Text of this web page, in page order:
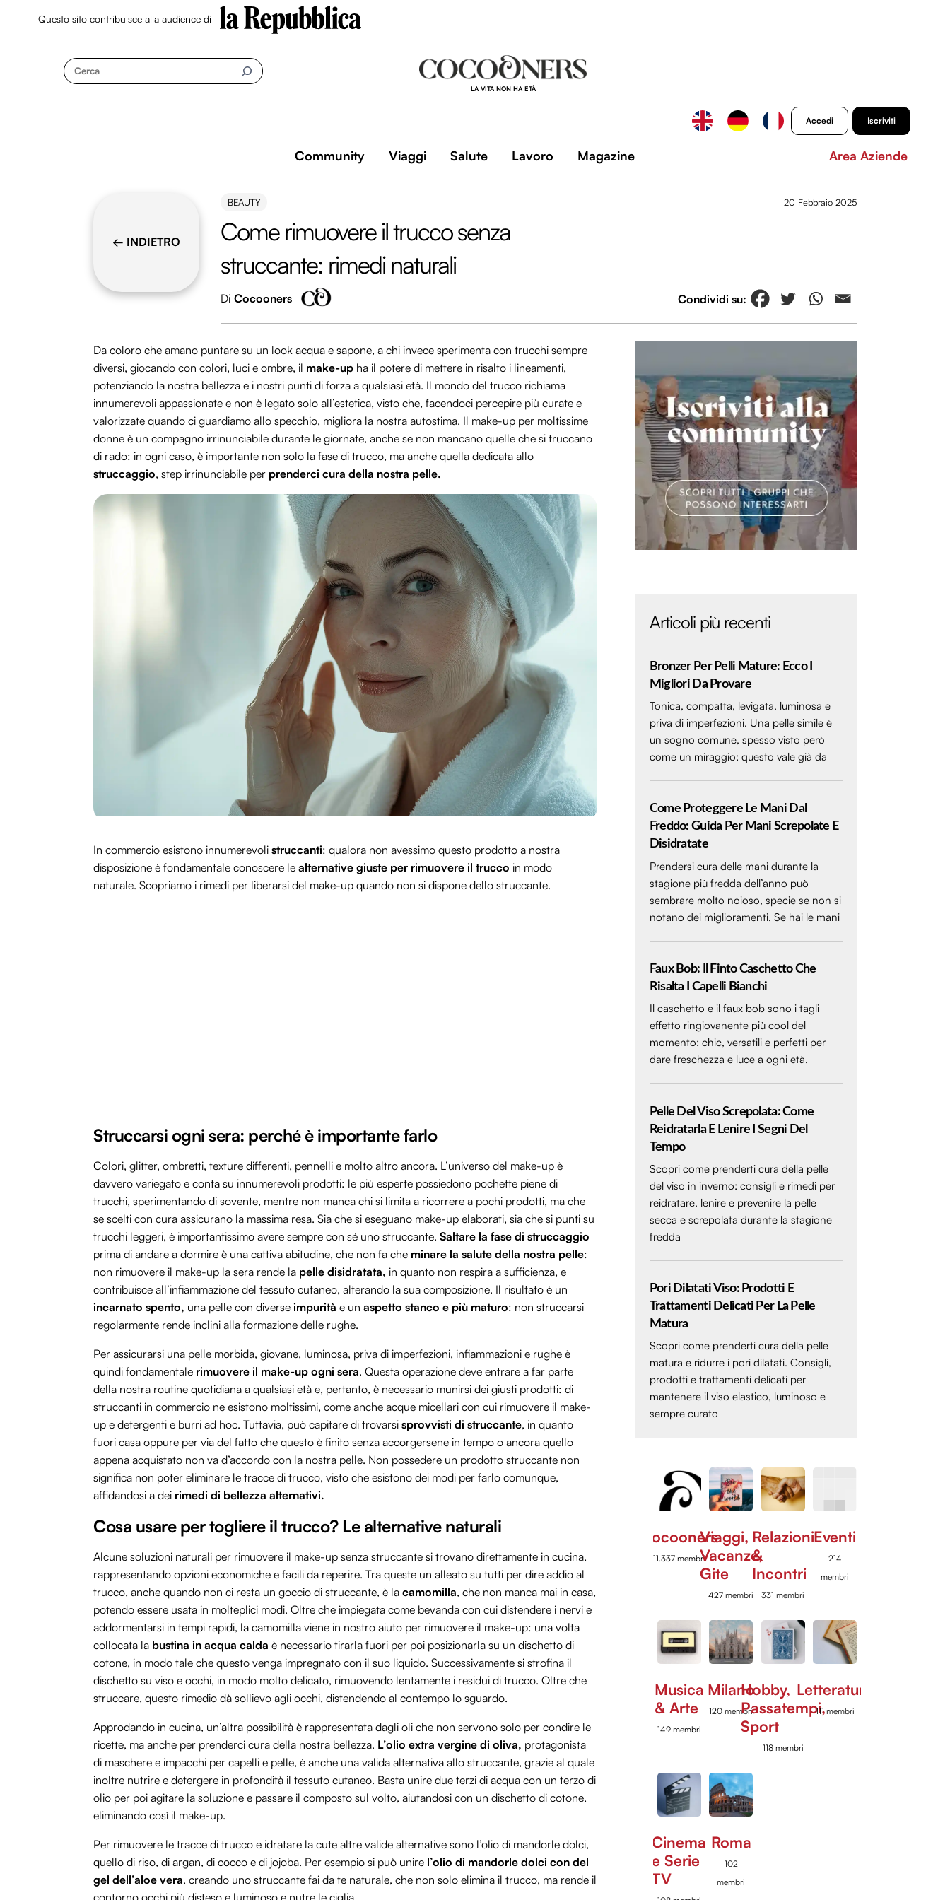
Questo sito contribuisce alla audience di
Cerca
LA VITA NON HA ETÀ
Accedi Iscriviti
Community Viaggi Salute Lavoro Magazine Area Aziende
← INDIETRO
BEAUTY 20 Febbraio 2025
Come rimuovere il trucco senza
struccante: rimedi naturali
Di Cocooners
Da coloro che amano puntare su un look acqua e sapone, a chi invece sperimenta con trucchi sempre
diversi, giocando con colori, luci e ombre, il make-up ha il potere di mettere in risalto i lineamenti,
potenziando la nostra bellezza e i nostri punti di forza a qualsiasi età. Il mondo del trucco richiama
innumerevoli appassionate e non è legato solo all’estetica, visto che, facendoci percepire più curate e
valorizzate quando ci guardiamo allo specchio, migliora la nostra autostima. Il make-up per moltissime
donne è un compagno irrinunciabile durante le giornate, anche se non mancano quelle che si truccano
di rado: in ogni caso, è importante non solo la fase di trucco, ma anche quella dedicata allo
struccaggio, step irrinunciabile per prenderci cura della nostra pelle.
In commercio esistono innumerevoli struccanti: qualora non avessimo questo prodotto a nostra
disposizione è fondamentale conoscere le alternative giuste per rimuovere il trucco in modo
naturale. Scopriamo i rimedi per liberarsi del make-up quando non si dispone dello struccante.
Struccarsi ogni sera: perché è importante farlo
Colori, glitter, ombretti, texture differenti, pennelli e molto altro ancora. L’universo del make-up è
davvero variegato e conta su innumerevoli prodotti: le più esperte possiedono pochette piene di
trucchi, sperimentando di sovente, mentre non manca chi si limita a ricorrere a pochi prodotti, ma che
se scelti con cura assicurano la massima resa. Sia che si eseguano make-up elaborati, sia che si punti su
trucchi leggeri, è importantissimo avere sempre con sé uno struccante. Saltare la fase di struccaggio
prima di andare a dormire è una cattiva abitudine, che non fa che minare la salute della nostra pelle:
non rimuovere il make-up la sera rende la pelle disidratata, in quanto non respira a sufficienza, e
contribuisce all’infiammazione del tessuto cutaneo, alterando la sua composizione. Il risultato è un
incarnato spento, una pelle con diverse impurità e un aspetto stanco e più maturo: non struccarsi
regolarmente rende inclini alla formazione delle rughe.
Per assicurarsi una pelle morbida, giovane, luminosa, priva di imperfezioni, infiammazioni e rughe è
quindi fondamentale rimuovere il make-up ogni sera. Questa operazione deve entrare a far parte
della nostra routine quotidiana a qualsiasi età e, pertanto, è necessario munirsi dei giusti prodotti: di
struccanti in commercio ne esistono moltissimi, come anche acque micellari con cui rimuovere il make-
up e detergenti e burri ad hoc. Tuttavia, può capitare di trovarsi sprovvisti di struccante, in quanto
fuori casa oppure per via del fatto che questo è finito senza accorgersene in tempo o ancora quello
appena acquistato non va d’accordo con la nostra pelle. Non possedere un prodotto struccante non
significa non poter eliminare le tracce di trucco, visto che esistono dei modi per farlo comunque,
affidandosi a dei rimedi di bellezza alternativi.
Cosa usare per togliere il trucco? Le alternative naturali
Alcune soluzioni naturali per rimuovere il make-up senza struccante si trovano direttamente in cucina,
rappresentando opzioni economiche e facili da reperire. Tra queste un alleato su tutti per dire addio al
trucco, anche quando non ci resta un goccio di struccante, è la camomilla, che non manca mai in casa,
potendo essere usata in molteplici modi. Oltre che impiegata come bevanda con cui distendere i nervi e
addormentarsi in tempi rapidi, la camomilla viene in nostro aiuto per rimuovere il make-up: una volta
collocata la bustina in acqua calda è necessario tirarla fuori per poi posizionarla su un dischetto di
cotone, in modo tale che questo venga impregnato con il suo liquido. Successivamente si strofina il
dischetto su viso e occhi, in modo molto delicato, rimuovendo lentamente i residui di trucco. Oltre che
struccare, questo rimedio dà sollievo agli occhi, distendendo al contempo lo sguardo.
Approdando in cucina, un’altra possibilità è rappresentata dagli oli che non servono solo per condire le
ricette, ma anche per prenderci cura della nostra bellezza. L’olio extra vergine di oliva, protagonista
di maschere e impacchi per capelli e pelle, è anche una valida alternativa allo struccante, grazie al quale
inoltre nutrire e detergere in profondità il tessuto cutaneo. Basta unire due terzi di acqua con un terzo di
olio per poi agitare la soluzione e passare il composto sul volto, aiutandosi con un dischetto di cotone,
eliminando così il make-up.
Per rimuovere le tracce di trucco e idratare la cute altre valide alternative sono l’olio di mandorle dolci,
quello di riso, di argan, di cocco e di jojoba. Per esempio si può unire l’olio di mandorle dolci con del
gel dell’aloe vera, creando uno struccante fai da te naturale, che non solo elimina il trucco, ma rende il
Articoli più recenti
Bronzer Per Pelli Mature: Ecco I
Migliori Da Provare
Tonica, compatta, levigata, luminosa e
priva di imperfezioni. Una pelle simile è
un sogno comune, spesso visto però
come un miraggio: questo vale già da
Come Proteggere Le Mani Dal
Freddo: Guida Per Mani Screpolate E
Disidratate
Prendersi cura delle mani durante la
stagione più fredda dell’anno può
sembrare molto noioso, specie se non si
notano dei miglioramenti. Se hai le mani
Faux Bob: Il Finto Caschetto Che
Risalta I Capelli Bianchi
Il caschetto e il faux bob sono i tagli
effetto ringiovanente più cool del
momento: chic, versatili e perfetti per
dare freschezza e luce a ogni età.
Pelle Del Viso Screpolata: Come
Reidratarla E Lenire I Segni Del
Tempo
Scopri come prenderti cura della pelle
del viso in inverno: consigli e rimedi per
reidratare, lenire e prevenire la pelle
secca e screpolata durante la stagione
fredda
Pori Dilatati Viso: Prodotti E
Trattamenti Delicati Per La Pelle
Matura
Scopri come prenderti cura della pelle
matura e ridurre i pori dilatati. Consigli,
prodotti e trattamenti delicati per
mantenere il viso elastico, luminoso e
sempre curato
Cocooners
11.337 membri
Viaggi,
Vacanze,
Gite
427 membri
Relazioni
&
Incontri
331 membri
Eventi
214
membri
Musica
& Arte
149 membri
Milano
120 membri
Hobby,
Passatempi,
Sport
118 membri
Letteratura
111 membri
Cinema
e Serie
TV
Roma
102
membri